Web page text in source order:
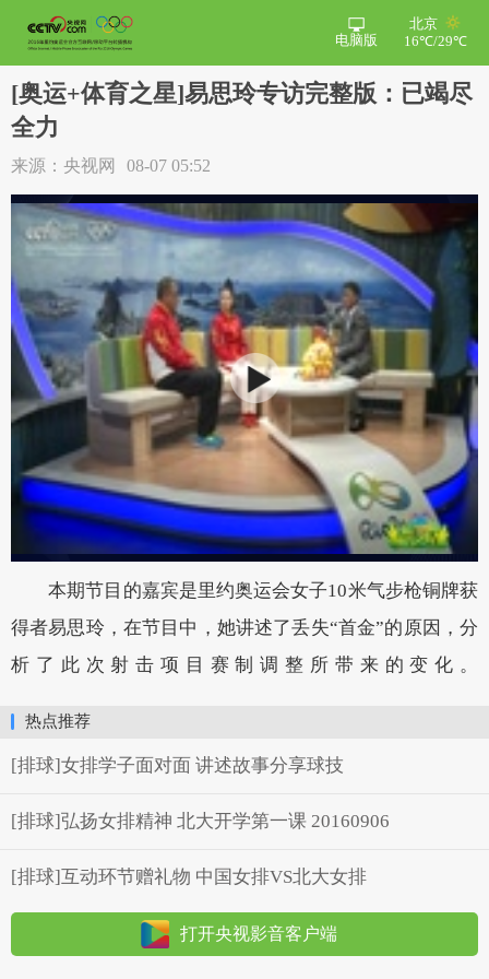
北京
16℃/29℃
电脑版
[奥运+体育之星]易思玲专访完整版：已竭尽
全力
来源：央视网 08-07 05:52
本期节目的嘉宾是里约奥运会女子10米气步枪铜牌获
得者易思玲，在节目中，她讲述了丢失“首金”的原因，分
析了此次射击项目赛制调整所带来的变化。
热点推荐
[排球]女排学子面对面 讲述故事分享球技
[排球]弘扬女排精神 北大开学第一课 20160906
[排球]互动环节赠礼物 中国女排VS北大女排
打开央视影音客户端